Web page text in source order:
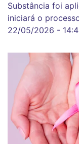
Substância foi
iniciará o
22/05/2026 -